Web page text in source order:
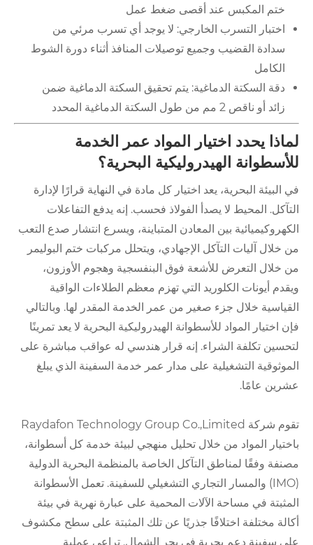
ختم المكبس عند أقصى ضغط عمل
اختبار التسرب الخارجي: لا يوجد أي تسرب مرئي من
سدادة القضيب وجميع توصيلات المنافذ أثناء دورة الشوط
الكامل
دقة السكتة الدماغية: يتم تحقيق السكتة الدماغية ضمن
زائد أو ناقص 2 مم من طول السكتة الدماغية المحدد
لماذا يحدد اختيار المواد عمر الخدمة
للأسطوانة الهيدروليكية البحرية؟
في البيئة البحرية، يعد اختيار كل مادة في النهاية قرارًا لإدارة
التآكل. المحيط لا يصدأ الفولاذ فحسب. إنه يدفع التفاعلات
الكهروكيميائية بين المعادن المتباينة، ويسرع انتشار صدع التعب
من خلال آليات التآكل الإجهادي، ويتحلل مركبات ختم البوليمر
من خلال التعرض للأشعة فوق البنفسجية وهجوم الأوزون،
ويقدم أيونات الكلوريد التي تهزم معظم الطلاءات الواقية
القياسية خلال جزء صغير من عمر الخدمة المقدر لها. وبالتالي
فإن اختيار المواد للأسطوانة الهيدروليكية البحرية لا يعد تمرينًا
لتحسين تكلفة الشراء. إنه قرار هندسي له عواقب مباشرة على
الموثوقية التشغيلية على مدار عمر خدمة السفينة الذي يبلغ
عشرين عامًا.
تقوم شركة Raydafon Technology Group Co.,Limited
باختيار المواد من خلال تحليل منهجي لبيئة خدمة كل أسطوانة،
مصنفة وفقًا لمناطق التآكل الخاصة بالمنظمة البحرية الدولية
(IMO) والمسار التجاري التشغيلي للسفينة. تعمل الأسطوانة
المثبتة في مساحة الآلات المحمية على عبارة نهرية في بيئة
أكالة مختلفة اختلافًا جذريًا عن تلك المثبتة على سطح مكشوف
على سفينة دعم بحرية في بحر الشمال. تراعي عملية